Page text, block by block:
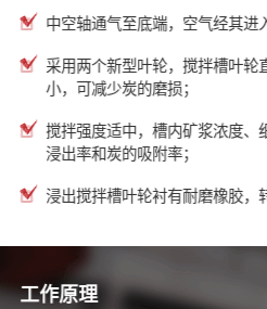
中空轴通气至底端，空气经其进
采用两个新型叶轮，搅拌槽叶轮
小，可减少炭的磨损；
搅拌强度适中，槽内矿浆浓度、
浸出率和炭的吸附率；
浸出搅拌槽叶轮衬有耐磨橡胶，
工作原理